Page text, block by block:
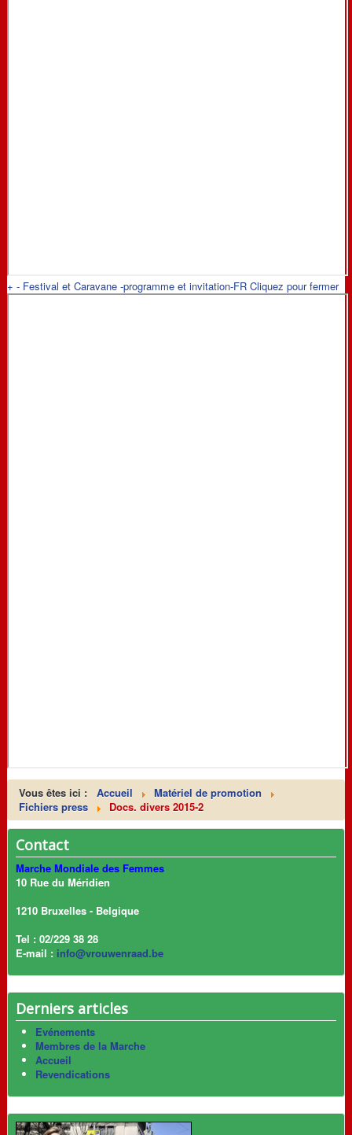
+ - Festival et Caravane -programme et invitation-FR Cliquez pour fermer
Vous êtes ici : Accueil
Matériel de promotion
Fichiers press
Docs. divers 2015-2
Contact
Marche Mondiale des Femmes
10 Rue du Méridien
1210 Bruxelles - Belgique
Tel : 02/229 38 28
E-mail : info@vrouwenraad.be
Derniers articles
Evénements
Membres de la Marche
Accueil
Revendications